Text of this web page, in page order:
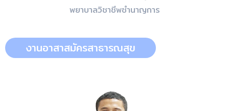
พยาบาลวิชาชีพชำนาญการ
งานอาสาสมัครสาธารณสุข